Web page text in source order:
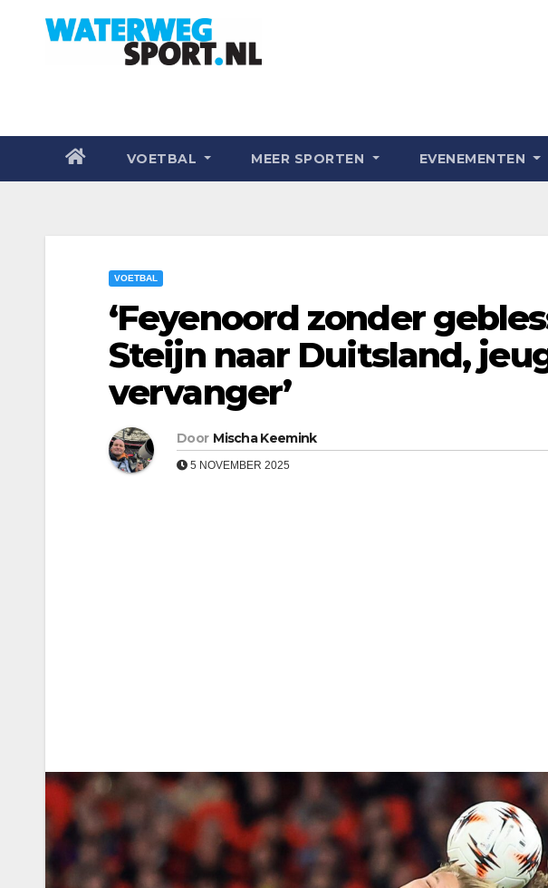
VOETBAL MEER SPORTEN EVENEMENTEN
VOETBAL
‘Feyenoord zonder
Steijn naar Duitsland,
vervanger’
Door Mischa Keemink
5 NOVEMBER 2025